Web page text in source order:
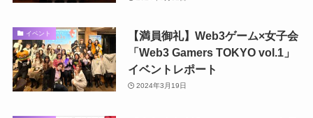
イベント
【満員御礼】Web3ゲーム×女子会
「Web3 Gamers TOKYO vol.1」
イベントレポート
2024年3月19日